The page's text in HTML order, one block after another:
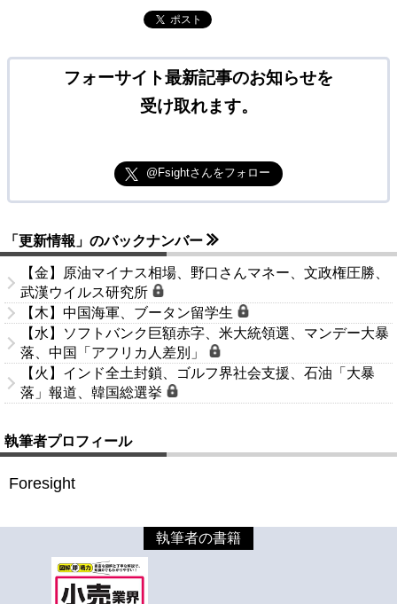
ポスト
フォーサイト最新記事のお知らせを
受け取れます。
@Fsightさんをフォロー
「更新情報」のバックナンバー
【金】原油マイナス相場、野口さんマネー、文政権圧勝、
武漢ウイルス研究所
【木】中国海軍、ブータン留学生
【水】ソフトバンク巨額赤字、米大統領選、マンデー大暴
落、中国「アフリカ人差別」
【火】インド全土封鎖、ゴルフ界社会支援、石油「大暴
落」報道、韓国総選挙
執筆者プロフィール
Foresight
執筆者の書籍